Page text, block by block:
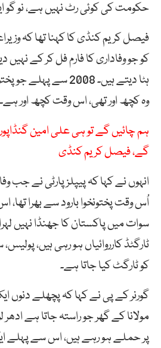
حکومت کی کوئی رٹ نہیں ہے، نو گو
فیصل کریم کنڈی کا کہنا تھا کہ
کو جو وفاداری کا فارم فل کر کے
ہٹا دیتے ہیں۔ 2008 سے
وہ کچھ اور تھی، اس وقت کچھ اور ہے۔
ہم چائیں گے تو ہی علی امین
گے، فیصل کریم کنڈی
انہوں نے کہا کہ پیپلز پارٹی نے جب
اُس وقت پختونخوا بارود سے بھرا تھا،
سوات میں پاکستان کا جھنڈا نہیں
ٹارگٹڈ کارروائیاں ہو رہی ہیں، پولیس،
کو ٹارگٹ کیا جاتا ہے۔
گورنر کے پی نے کہا کہ پچھلے دنوں
مولانا کے گھر جو راستہ جاتا ہے
پر حملے ہو رہے ہیں، اس سے پہلے